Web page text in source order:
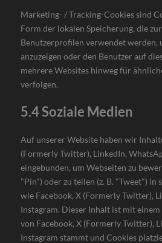
Marketing- / Tracking-Cookies sind
Form der lokalen Speicherung, die
Benutzerprofilen verwendet werden,
anzuzeigen oder den Benutzer auf
mehrere Websites hinweg für
verfolgen.
5.4 Soziale Medien
Auf unserer Website haben wir
(Formerly Twitter), LinkedIn,
eingebunden, um Webseiten zu
"Pin") oder zu teilen (z. B. "Tweet") in
wie Facebook, X (Formerly Twitter),
Instagram. Dieser Inhalt ist mit
von Facebook, X (Formerly Twitter),
Instagram stammt und Cookies